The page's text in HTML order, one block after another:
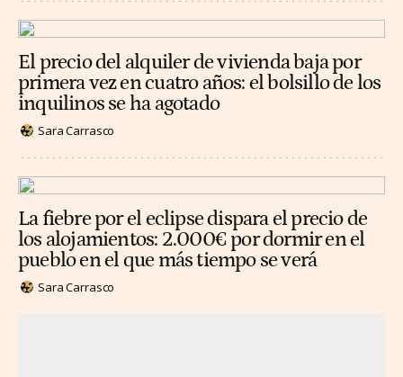
El precio del alquiler de vivienda baja por
primera vez en cuatro años: el bolsillo de los
inquilinos se ha agotado
Sara Carrasco
La fiebre por el eclipse dispara el precio de
los alojamientos: 2.000€ por dormir en el
pueblo en el que más tiempo se verá
Sara Carrasco